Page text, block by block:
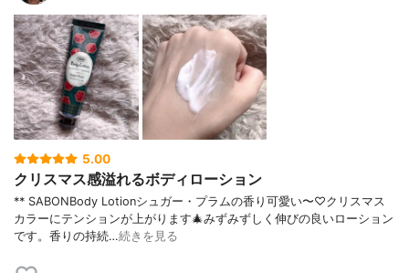
5.00
クリスマス感溢れるボディローション
** SABONBody Lotionシュガー・プラムの香り可愛い〜♡クリスマス
カラーにテンションが上がります🎄みずみずしく伸びの良いローション
です。香りの持続…続きを見る